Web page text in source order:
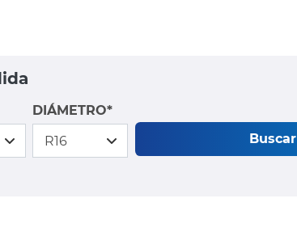
DIÁMETRO*
Buscar